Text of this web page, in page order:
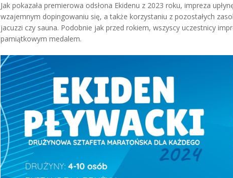
Jak pokazała premierowa odsłona Ekidenu z 2023 roku, impreza
wzajemnym dopingowaniu się, a także korzystaniu z pozostałych
jacuzzi czy sauna. Podobnie jak przed rokiem, wszyscy uczestnicy
pamiątkowym medalem.